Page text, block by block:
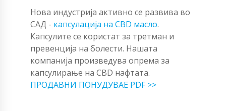
Нова индустрија активно се развива во
САД - капсулација на CBD масло.
Капсулите се користат за третман и
превенција на болести. Нашата
компанија произведува опрема за
капсулирање на CBD нафтата.
ПРОДАВНИ ПОНУДУВАЕ PDF >>